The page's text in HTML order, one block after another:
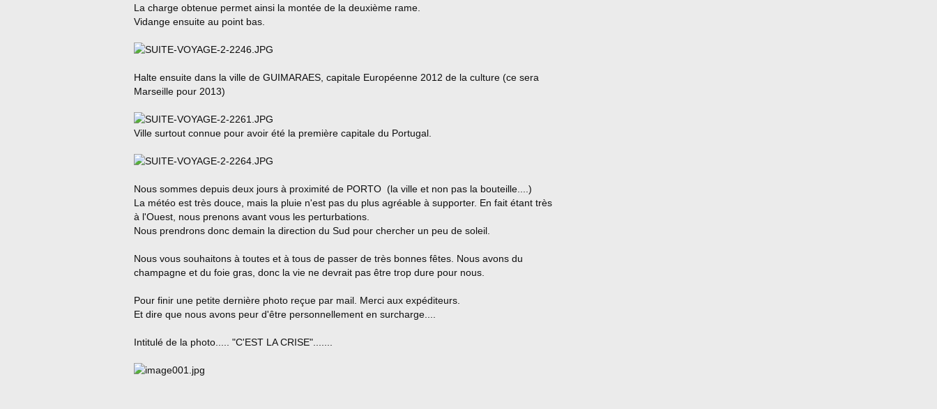
La charge obtenue permet ainsi la montée de la deuxième rame.
Vidange ensuite au point bas.
Halte ensuite dans la ville de GUIMARAES, capitale Européenne 2012 de la culture (ce sera
Marseille pour 2013)
Ville surtout connue pour avoir été la première capitale du Portugal.
Nous sommes depuis deux jours à proximité de PORTO (la ville et non pas la bouteille....)
La météo est très douce, mais la pluie n'est pas du plus agréable à supporter. En fait étant très
à l'Ouest, nous prenons avant vous les perturbations.
Nous prendrons donc demain la direction du Sud pour chercher un peu de soleil.
Nous vous souhaitons à toutes et à tous de passer de très bonnes fêtes. Nous avons du
champagne et du foie gras, donc la vie ne devrait pas être trop dure pour nous.
Pour finir une petite dernière photo reçue par mail. Merci aux expéditeurs.
Et dire que nous avons peur d'être personnellement en surcharge....
Intitulé de la photo..... "C'EST LA CRISE".......